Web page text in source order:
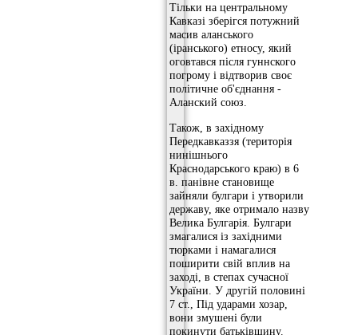
Тільки на центральному
Кавказі зберігся потужний
масив аланського
(іранського) етносу, який
оговтався після гуннского
погрому і відтворив своє
політичне об'єднання -
Аланский союз.
Також, в західному
Передкавказзя (територія
нинішнього
Краснодарського краю) в 6
в. панівне становище
зайняли булгари і утворили
державу, яке отримало назву
Велика Булгарія. Булгари
змагалися із західними
тюрками і намагалися
поширити свій вплив на
заході, в степах сучасної
України. У другій половині
7 ст., Під ударами хозар,
вони змушені були
покинути батьківщину.